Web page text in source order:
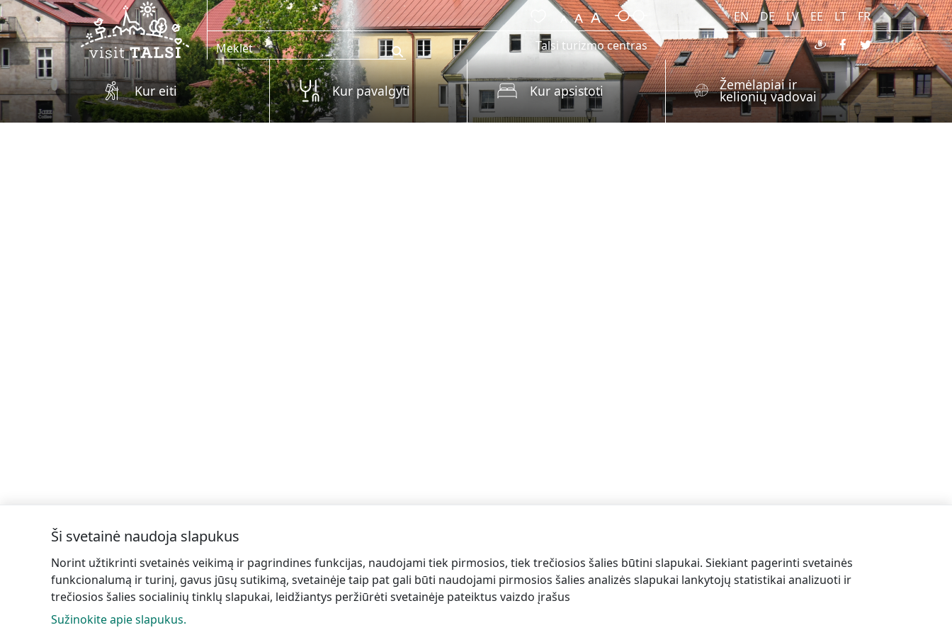
Skip to main content
EN DE LV EE LT
FR
Talsi turizmo centras
Kur eiti Kur pavalgyti Kur apsistoti Žemėlapiai ir
kelionių vadovai
Talsi turizmo centras
Ši svetainė naudoja slapukus
Norint užtikrinti svetainės veikimą ir pagrindines funkcijas, naudojami tiek pirmosios, tiek trečiosios šalies būtini slapukai. Siekiant pagerinti svetainės
funkcionalumą ir turinį, gavus jūsų sutikimą, svetainėje taip pat gali būti naudojami pirmosios šalies analizės slapukai lankytojų statistikai analizuoti ir
trečiosios šalies socialinių tinklų slapukai, leidžiantys peržiūrėti svetainėje pateiktus vaizdo įrašus
Sužinokite apie slapukus.